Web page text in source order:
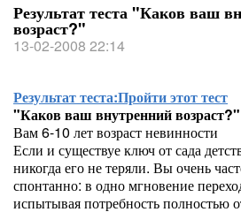
Результат теста "Каков ваш
возраст?"
13-02-2008 22:14
Результат теста:Пройти этот тест
"Каков ваш внутренний возраст?"
Вам 6-10 лет возраст невинности
Если и существуе ключ от сада
никогда его не теряли. Вы очень
спонтанно: в одно мгновение
испытывая потребность полностью